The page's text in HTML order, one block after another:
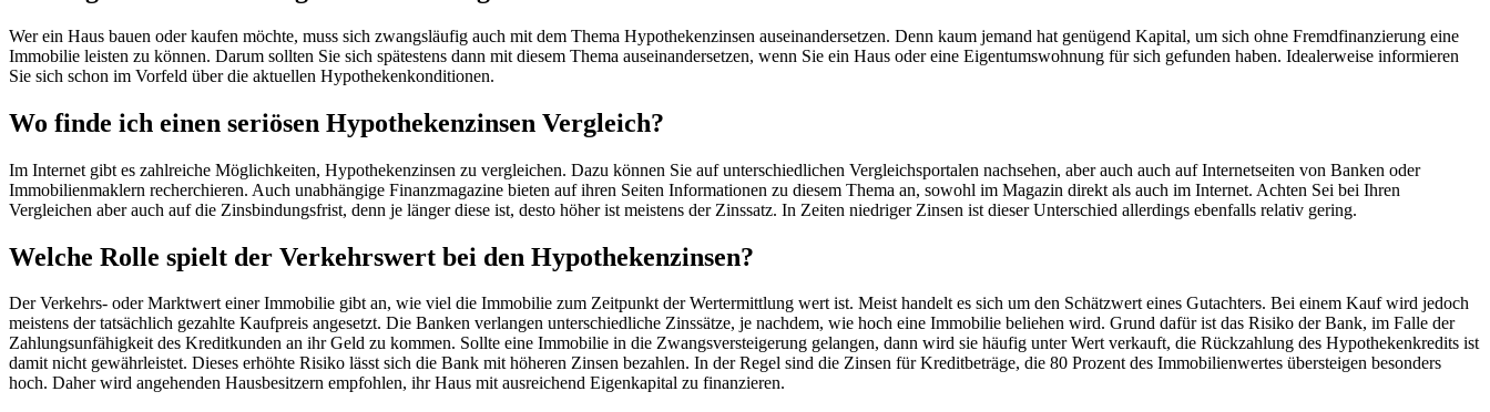
Wer ein Haus bauen oder kaufen möchte, muss sich zwangsläufig auch mit dem Thema Hypothekenzinsen auseinandersetzen. Denn kaum jemand hat genügend Kapital, um sich ohne Fremdfinanzierung eine
Immobilie leisten zu können. Darum sollten Sie sich spätestens dann mit diesem Thema auseinandersetzen, wenn Sie ein Haus oder eine Eigentumswohnung für sich gefunden haben. Idealerweise informieren
Sie sich schon im Vorfeld über die aktuellen Hypothekenkonditionen.
Wo finde ich einen seriösen Hypothekenzinsen Vergleich?
Im Internet gibt es zahlreiche Möglichkeiten, Hypothekenzinsen zu vergleichen. Dazu können Sie auf unterschiedlichen Vergleichsportalen nachsehen, aber auch auch auf Internetseiten von Banken oder
Immobilienmaklern recherchieren. Auch unabhängige Finanzmagazine bieten auf ihren Seiten Informationen zu diesem Thema an, sowohl im Magazin direkt als auch im Internet. Achten Sei bei Ihren
Vergleichen aber auch auf die Zinsbindungsfrist, denn je länger diese ist, desto höher ist meistens der Zinssatz. In Zeiten niedriger Zinsen ist dieser Unterschied allerdings ebenfalls relativ gering.
Welche Rolle spielt der Verkehrswert bei den Hypothekenzinsen?
Der Verkehrs- oder Marktwert einer Immobilie gibt an, wie viel die Immobilie zum Zeitpunkt der Wertermittlung wert ist. Meist handelt es sich um den Schätzwert eines Gutachters. Bei einem Kauf wird jedoch
meistens der tatsächlich gezahlte Kaufpreis angesetzt. Die Banken verlangen unterschiedliche Zinssätze, je nachdem, wie hoch eine Immobilie beliehen wird. Grund dafür ist das Risiko der Bank, im Falle der
Zahlungsunfähigkeit des Kreditkunden an ihr Geld zu kommen. Sollte eine Immobilie in die Zwangsversteigerung gelangen, dann wird sie häufig unter Wert verkauft, die Rückzahlung des Hypothekenkredits ist
damit nicht gewährleistet. Dieses erhöhte Risiko lässt sich die Bank mit höheren Zinsen bezahlen. In der Regel sind die Zinsen für Kreditbeträge, die 80 Prozent des Immobilienwertes übersteigen besonders
hoch. Daher wird angehenden Hausbesitzern empfohlen, ihr Haus mit ausreichend Eigenkapital zu finanzieren.